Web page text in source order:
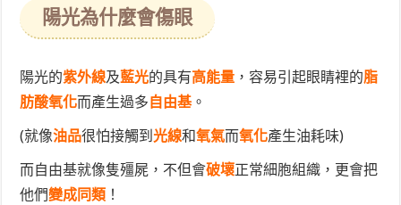
陽光為什麼會傷眼
陽光的紫外線及藍光的具有高能量 ，容易引起眼睛裡的脂
肪酸氧化而產生過多 自由基。
(就像油品很怕接觸到光線和氧氣而氧化產生油耗味)
而自由基就像隻殭屍，不但會破壞正常細胞組織，更會把
他們變成同類 ！